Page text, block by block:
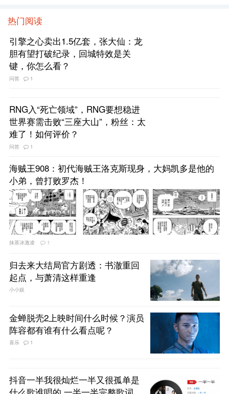
热门阅读
引擎之心卖出1.5亿套，张大仙：龙
胆有望打破纪录，回城特效是关
键，你怎么看？
问答 1
RNG入“死亡领域”，RNG要想稳进
世界赛需击败“三座大山”，粉丝：太
难了！如何评价？
问答 1
海贼王908：初代海贼王洛克斯现身，大妈凯多是他的
小弟，曾打败罗杰！
抹茶冰激凌 1
归去来大结局官方剧透：书澈重回
起点，与萧清这样重逢
小小娱
金蝉脱壳2上映时间什么时候？演员
阵容都有谁有什么看点呢？
喜乐 1
抖音一半我很灿烂一半又很孤单是